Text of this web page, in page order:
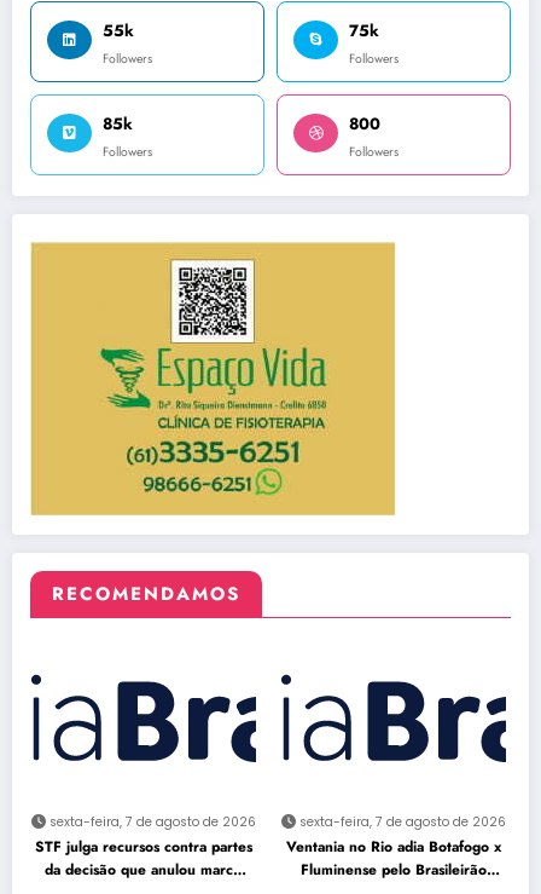
55k
Followers
75k
Followers
85k
Followers
800
Followers
RECOMENDAMOS
sexta-feira, 7 de agosto de 2026
STF julga recursos contra partes
da decisão que anulou marco
sexta-feira, 7 de agosto de 2026
Ventania no Rio adia Botafogo x
Fluminense pelo Brasileirão